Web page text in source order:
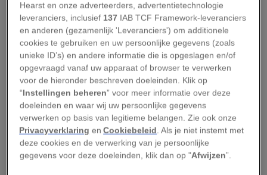
Roze clusters van stervorming gloeien als rozen in het
struikgewas, in deze opname van het elliptische
sterrenstelsel Centaurus A. De opname laat zien hoe
donkere stofslierten zich door de schijf van het
sterrenstelsel hebben geweven. In deze Hubble-opname
is licht van ultraviolet tot nabij-infrarood gecombineerd, om
te laten zien hoe de dichte stofbanen zijn bezaaid met
clusters van jonge, blauwe sterren die normaliter door het
stof worden verhuld.
Advertentie - Lees hieronder verder
Hearst en onze adverteerders, advertentietechnologie
leveranciers, inclusief 137 IAB TCF Framework-leveranciers
en anderen (gezamenlijk 'Leveranciers') om additionele
cookies te gebruiken en uw persoonlijke gegevens (zoals
unieke ID’s) en andere informatie die is opgeslagen en/of
opgevraagd vanaf uw apparaat of browser te verwerken
voor de hieronder beschreven doeleinden. Klik op
“Instellingen beheren” voor meer informatie over deze
doeleinden en waar wij uw persoonlijke gegevens
verwerken op basis van legitieme belangen. Zie ook onze
Privacyverklaring enCookiebeleid. Als je niet instemt met
deze cookies en de verwerking van je persoonlijke
gegevens voor deze doeleinden, klik dan op "Afwijzen”.